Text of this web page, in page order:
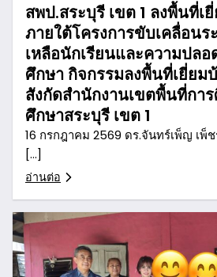
สพป.สระบุรี เขต 1 ลงพื้นที่เ
ภายใต้โครงการขับเคลื่อน
เหลือนักเรียนและความปล
ศึกษา กิจกรรมลงพื้นที่เยี่ยม
สังกัดสำนักงานเขตพื้นที่กา
ศึกษาสระบุรี เขต 1
16 กรกฎาคม 2569 ดร.จันทร์เพ็ญ เพ็
[…]
อ่านต่อ